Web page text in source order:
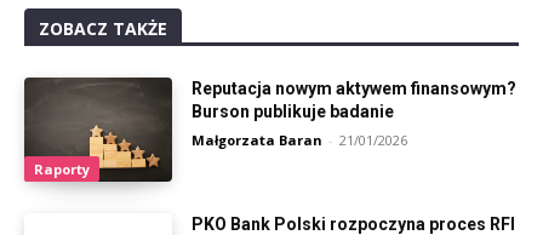
ZOBACZ TAKŻE
Raporty
Reputacja nowym aktywem finansowym?
Burson publikuje badanie
Małgorzata Baran - 21/01/2026
PKO Bank Polski rozpoczyna proces RFI